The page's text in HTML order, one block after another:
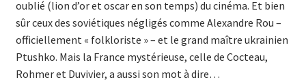
oublié (lion d’or et oscar en son temps) du cinéma. Et bien
sûr ceux des soviétiques négligés comme Alexandre Rou –
officiellement « folkloriste » – et le grand maître ukrainien
Ptushko. Mais la France mystérieuse, celle de Cocteau,
Rohmer et Duvivier, a aussi son mot à dire…